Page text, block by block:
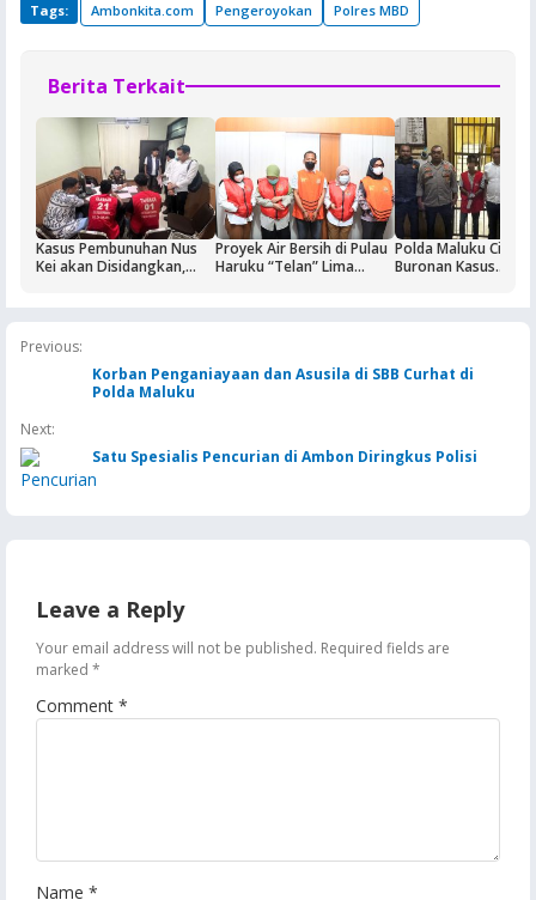
Tags: Ambonkita.com Pengeroyokan Polres MBD
Berita Terkait
Kasus Pembunuhan Nus
Kei akan Disidangkan,
Proyek Air Bersih di Pulau
Haruku “Telan” Lima
Polda Maluku Ciduk
Buronan Kasus
Previous:
Korban Penganiayaan dan Asusila di SBB Curhat di
Polda Maluku
Next:
Satu Spesialis Pencurian di Ambon Diringkus Polisi
Leave a Reply
Your email address will not be published. Required fields are
marked *
Comment *
Name *